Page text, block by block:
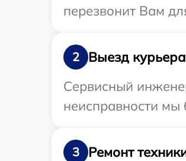
перезвонит Вам
2
Выезд
Сервисный
неисправности мы
3
Ремонт